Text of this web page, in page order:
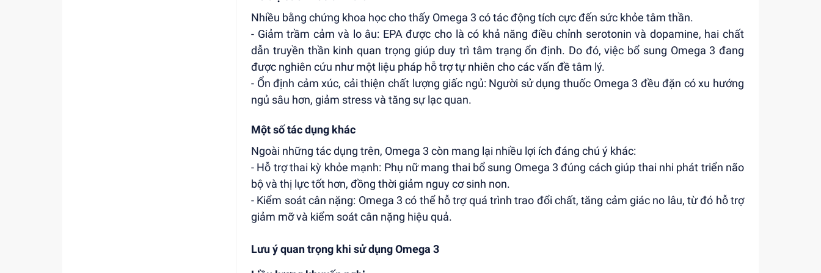
Nhiều bằng chứng khoa học cho thấy Omega 3 có tác động tích cực đến sức khỏe tâm thần.
- Giảm trầm cảm và lo âu: EPA được cho là có khả năng điều chỉnh serotonin và dopamine, hai chất
dẫn truyền thần kinh quan trọng giúp duy trì tâm trạng ổn định. Do đó, việc bổ sung Omega 3 đang
được nghiên cứu như một liệu pháp hỗ trợ tự nhiên cho các vấn đề tâm lý.
- Ổn định cảm xúc, cải thiện chất lượng giấc ngủ: Người sử dụng thuốc Omega 3 đều đặn có xu hướng
ngủ sâu hơn, giảm stress và tăng sự lạc quan.
Một số tác dụng khác
Ngoài những tác dụng trên, Omega 3 còn mang lại nhiều lợi ích đáng chú ý khác:
- Hỗ trợ thai kỳ khỏe mạnh: Phụ nữ mang thai bổ sung Omega 3 đúng cách giúp thai nhi phát triển não
bộ và thị lực tốt hơn, đồng thời giảm nguy cơ sinh non.
- Kiểm soát cân nặng: Omega 3 có thể hỗ trợ quá trình trao đổi chất, tăng cảm giác no lâu, từ đó hỗ trợ
giảm mỡ và kiểm soát cân nặng hiệu quả.
Lưu ý quan trọng khi sử dụng Omega 3